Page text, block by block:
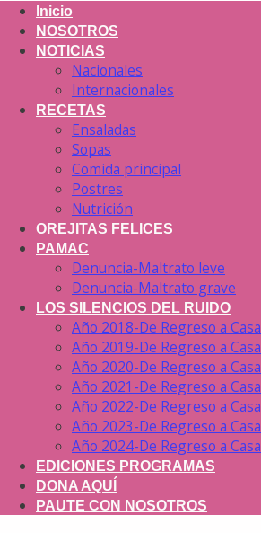
Inicio
NOSOTROS
NOTICIAS
Nacionales
Internacionales
RECETAS
Ensaladas
Sopas
Comida principal
Postres
Nutrición
OREJITAS FELICES
PAMAC
Denuncia-Maltrato leve
Denuncia-Maltrato grave
LOS SILENCIOS DEL RUIDO
Año 2018-De Regreso a Casa
Año 2019-De Regreso a Casa
Año 2020-De Regreso a Casa
Año 2021-De Regreso a Casa
Año 2022-De Regreso a Casa
Año 2023-De Regreso a Casa
Año 2024-De Regreso a Casa
EDICIONES PROGRAMAS
DONA AQUÍ
PAUTE CON NOSOTROS